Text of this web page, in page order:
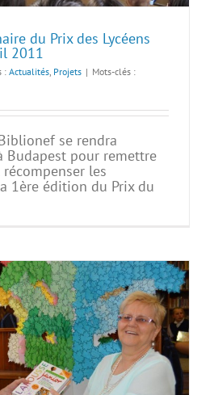
du Prix des Lycéens
2011
:Actualités Projets | Mots-clés :
se rendra
Budapest pour remettre
les
1ère édition du Prix du